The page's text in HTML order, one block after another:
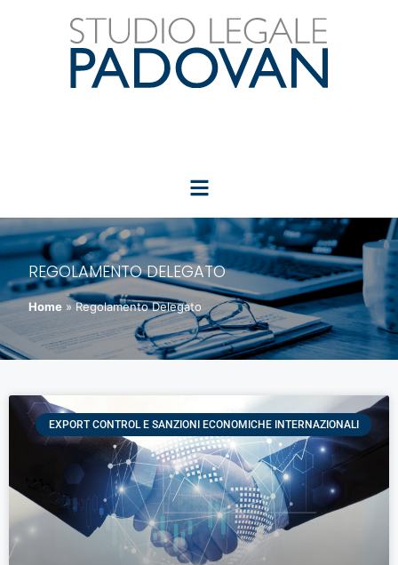
REGOLAMENTO DELEGATO
Home » Regolamento Delegato
EXPORT CONTROL E SANZIONI ECONOMICHE INTERNAZIONALI